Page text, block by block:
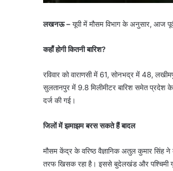
लखनऊ –यूपी में मौसम विभाग के अनुसार, आज
कहाँ होगी कितनी बारिश?
रविवार को वाराणसी में 61, सोनभद्र में 48,
सुलतानपुर में 9.8 मिलीमीटर बारिश समेत प्रदेश
दर्ज की गई।
जिलों में झमाझम बरस सकते हैं बादल
मौसम केंद्र के वरिष्ठ वैज्ञानिक अतुल कुमार सिंह ने
तरफ खिसक रहा है। इससे बुदेलखंड और पश्चिमी